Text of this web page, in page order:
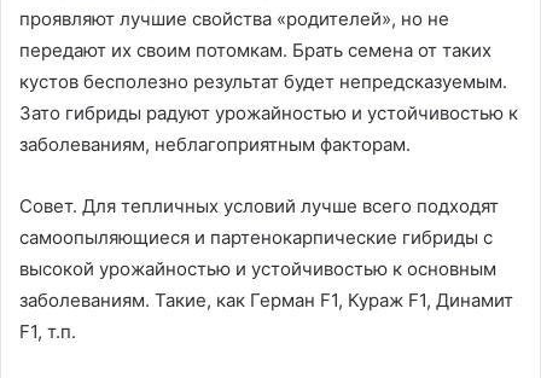
проявляют лучшие свойства «родителей», но не
передают их своим потомкам. Брать семена от таких
кустов бесполезно результат будет непредсказуемым.
Зато гибриды радуют урожайностью и устойчивостью к
заболеваниям, неблагоприятным факторам.
Совет. Для тепличных условий лучше всего подходят
самоопыляющиеся и партенокарпические гибриды с
высокой урожайностью и устойчивостью к основным
заболеваниям. Такие, как Герман F1, Кураж F1, Динамит
F1, т.п.